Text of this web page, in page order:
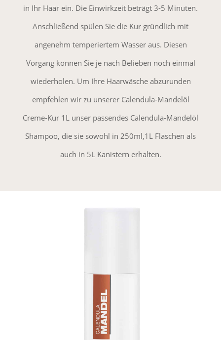
in Ihr Haar ein. Die Einwirkzeit beträgt 3-5 Minuten.
Anschließend spülen Sie die Kur gründlich mit
angenehm temperiertem Wasser aus. Diesen
Vorgang können Sie je nach Belieben noch einmal
wiederholen. Um Ihre Haarwäsche abzurunden
empfehlen wir zu unserer Calendula-Mandelöl
Creme-Kur 1L unser passendes Calendula-Mandelöl
Shampoo, die sie sowohl in 250ml,1L Flaschen als
auch in 5L Kanistern erhalten.